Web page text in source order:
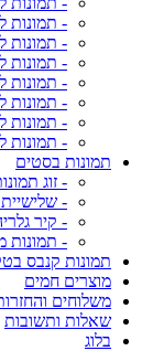
- תמונות
- תמונות
- תמונות
- תמונות
- תמונות
- תמונות
- תמונות
תמונות בסטים
- זוג
-
- קיר
- תמונות
תמונות קנבס
מוצרים חמים
משלוחים
שאלות ותשובות
בלוג